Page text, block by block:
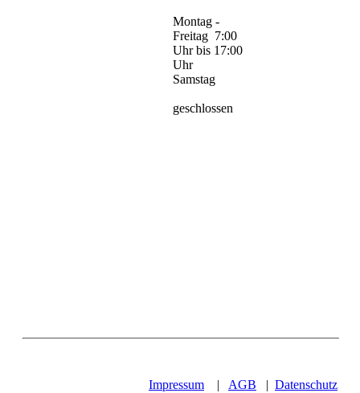
Montag -
Freitag 7:00
Uhr bis 17:00
Uhr
Samstag
geschlossen
Impressum | AGB | Datenschutz